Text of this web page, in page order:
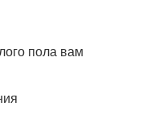
пола вам